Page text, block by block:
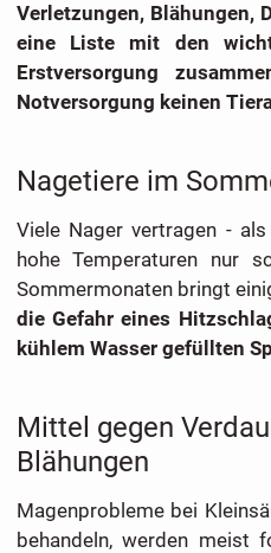
Verletzungen, Blähungen,
eine Liste mit den
Erstversorgung
Notversorgung keinen
Nagetiere im
Viele Nager vertragen -
hohe Temperaturen nur
Sommermonaten bringt
die Gefahr eines
kühlem Wasser gefüllten
Mittel gegen
Blähungen
Magenprobleme bei
behandeln, werden